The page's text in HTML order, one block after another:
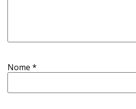
Nome *